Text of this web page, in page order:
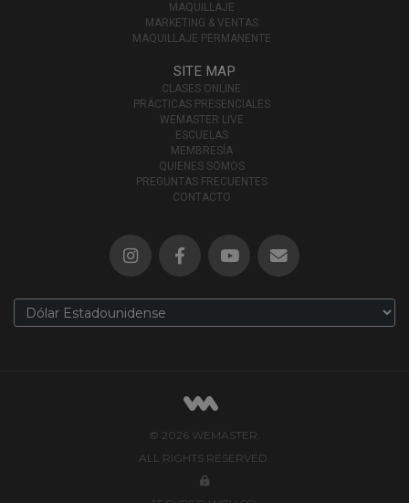
MAQUILLAJE
MARKETING & VENTAS
MAQUILLAJE PERMANENTE
SITE MAP
CLASES ONLINE
PRÁCTICAS PRESENCIALES
WEMASTER LIVE
ESCUELAS
MEMBRESÍA
QUIENES SOMOS
PREGUNTAS FRECUENTES
CONTACTO
© 2026 WEMASTER.
ALL RIGHTS RESERVED.